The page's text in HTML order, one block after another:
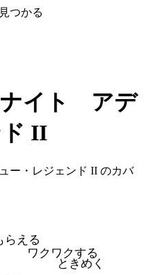
つかる
ナイト アデ
ド II
らえる
ワクワクする
ときめく